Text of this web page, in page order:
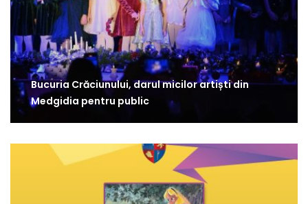
Bucuria Crăciunului, darul micilor artiști din
Medgidia pentru public